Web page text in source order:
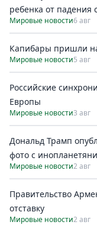
ребенка от падения
Мировые новости6 авг
Капибары пришли
Мировые новости5 авг
Российские
Европы
Мировые новости3 авг
Дональд Трамп
фото с
Мировые новости2 авг
Правительство
отставку
Мировые новости2 авг